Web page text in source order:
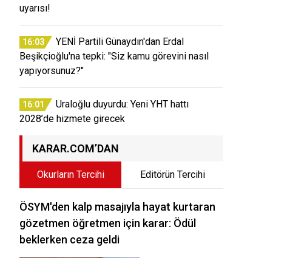
uyarısı!
16:03
YENİ Partili Günaydın'dan Erdal
Beşikçioğlu'na tepki: "Siz kamu görevini nasıl
yapıyorsunuz?"
16:01
Uraloğlu duyurdu: Yeni YHT hattı
2028’de hizmete girecek
KARAR.COM’DAN
Okurların Tercihi Editörün Tercihi
ÖSYM'den kalp masajıyla hayat kurtaran
gözetmen öğretmen için karar: Ödül
beklerken ceza geldi